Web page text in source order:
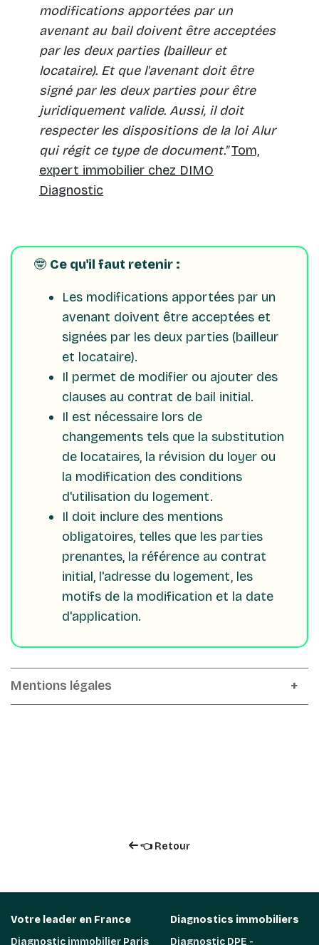
modifications apportées par un
avenant au bail doivent être acceptées
par les deux parties (bailleur et
locataire). Et que l'avenant doit être
signé par les deux parties pour être
juridiquement valide. Aussi, il doit
respecter les dispositions de la loi Alur
qui régit ce type de document."Tom,
expert immobilier chez DIMO
Diagnostic
🤓 Ce qu'il faut retenir :
Les modifications apportées par un
avenant doivent être acceptées et
signées par les deux parties (bailleur
et locataire).
Il permet de modifier ou ajouter des
clauses au contrat de bail initial.
Il est nécessaire lors de
changements tels que la substitution
de locataires, la révision du loyer ou
la modification des conditions
d'utilisation du logement.
Il doit inclure des mentions
obligatoires, telles que les parties
prenantes, la référence au contrat
initial, l'adresse du logement, les
motifs de la modification et la date
d'application.
Mentions légales
👈 Retour
Votre leader en France
Diagnostic immobilier Paris
Diagnostics immobiliers
Diagnostic DPE -